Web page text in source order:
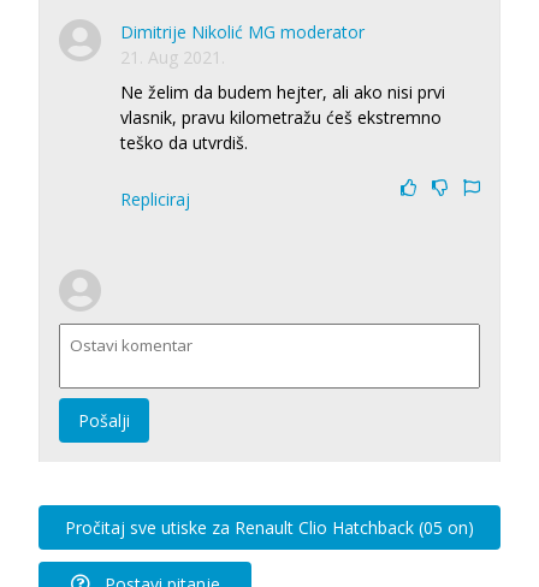
Dimitrije Nikolić MG moderator
21. Aug 2021.
Ne želim da budem hejter, ali ako nisi prvi
vlasnik, pravu kilometražu ćeš ekstremno
teško da utvrdiš.
Repliciraj
Pošalji
Pročitaj sve utiske za Renault Clio Hatchback (05 on)